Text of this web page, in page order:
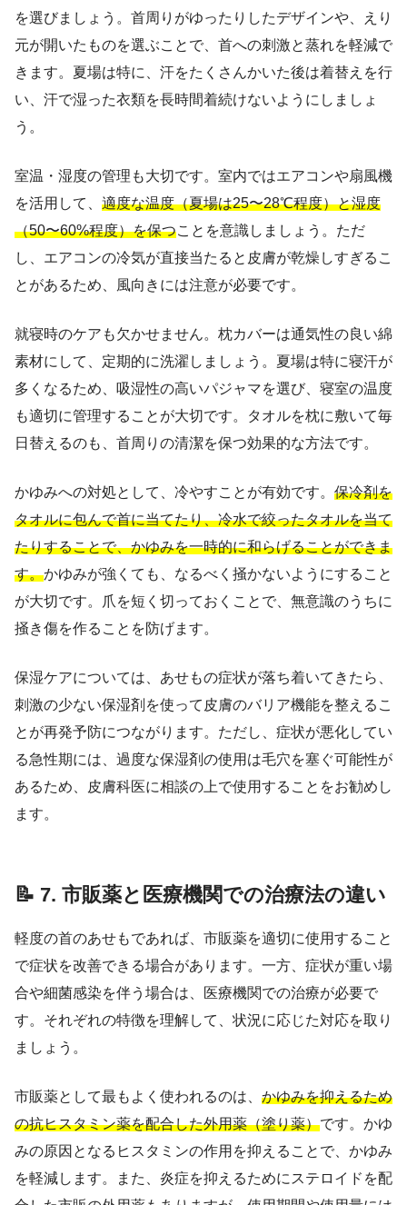
を選びましょう。首周りがゆったりしたデザインや、えり
元が開いたものを選ぶことで、首への刺激と蒸れを軽減で
きます。夏場は特に、汗をたくさんかいた後は着替えを行
い、汗で湿った衣類を長時間着続けないようにしましょ
う。
室温・湿度の管理も大切です。室内ではエアコンや扇風機
を活用して、 適度な温度（夏場は25〜28℃程度）と湿度
（50〜60%程度）を保つことを意識しましょう。ただ
し、エアコンの冷気が直接当たると皮膚が乾燥しすぎるこ
とがあるため、風向きには注意が必要です。
就寝時のケアも欠かせません。枕カバーは通気性の良い綿
素材にして、定期的に洗濯しましょう。夏場は特に寝汗が
多くなるため、吸湿性の高いパジャマを選び、寝室の温度
も適切に管理することが大切です。タオルを枕に敷いて毎
日替えるのも、首周りの清潔を保つ効果的な方法です。
かゆみへの対処として、冷やすことが有効です。 保冷剤を
タオルに包んで首に当てたり、冷水で絞ったタオルを当て
たりすることで、かゆみを一時的に和らげることができま
す。かゆみが強くても、なるべく掻かないようにすること
が大切です。爪を短く切っておくことで、無意識のうちに
掻き傷を作ることを防げます。
保湿ケアについては、あせもの症状が落ち着いてきたら、
刺激の少ない保湿剤を使って皮膚のバリア機能を整えるこ
とが再発予防につながります。ただし、症状が悪化してい
る急性期には、過度な保湿剤の使用は毛穴を塞ぐ可能性が
あるため、皮膚科医に相談の上で使用することをお勧めし
ます。
📝 7. 市販薬と医療機関での治療法の違い
軽度の首のあせもであれば、市販薬を適切に使用すること
で症状を改善できる場合があります。一方、症状が重い場
合や細菌感染を伴う場合は、医療機関での治療が必要で
す。それぞれの特徴を理解して、状況に応じた対応を取り
ましょう。
市販薬として最もよく使われるのは、 かゆみを抑えるため
の抗ヒスタミン薬を配合した外用薬（塗り薬）です。かゆ
みの原因となるヒスタミンの作用を抑えることで、かゆみ
を軽減します。また、炎症を抑えるためにステロイドを配